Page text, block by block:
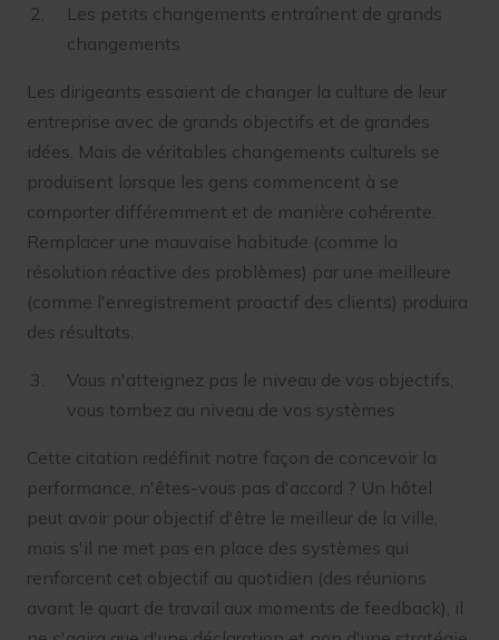
Les petits changements entraînent de grands
changements
Les dirigeants essaient de changer la culture de leur
entreprise avec de grands objectifs et de grandes
idées. Mais de véritables changements culturels se
produisent lorsque les gens commencent à se
comporter différemment et de manière cohérente.
Remplacer une mauvaise habitude (comme la
résolution réactive des problèmes) par une meilleure
(comme l'enregistrement proactif des clients) produira
des résultats.
Vous n'atteignez pas le niveau de vos objectifs,
vous tombez au niveau de vos systèmes
Cette citation redéfinit notre façon de concevoir la
performance, n'êtes-vous pas d'accord ? Un hôtel
peut avoir pour objectif d'être le meilleur de la ville,
mais s'il ne met pas en place des systèmes qui
renforcent cet objectif au quotidien (des réunions
avant le quart de travail aux moments de feedback), il